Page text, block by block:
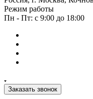
Режим работы
Пн - Пт: с 9:00 до 18:00
Заказать звонок